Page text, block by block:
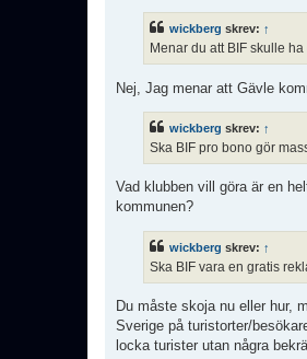
wickberg skrev: ↑
Menar du att BIF skulle
Nej, Jag menar att Gävle
wickberg skrev: ↑
Ska BIF pro bono gör
Vad klubben vill göra är en
kommunen?
wickberg skrev: ↑
Ska BIF vara en gratis
Du måste skoja nu eller hur,
Sverige på turistorter/
locka turister utan några